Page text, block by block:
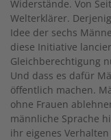
Widerstände. Von
Welterklärer.
Idee der sechs
diese Initiative
Gleichberechtigung
Und dass es dafür
öffentlich machen.
ohne Frauen
männliche Sprache
ihr eigenes